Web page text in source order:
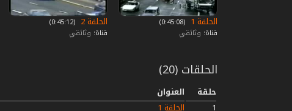
الحلقة 1
‏ (0:45:08)
قناة: وثائقي
الحلقة 2
‏ (0:45:12)
قناة: وثائقي
الحلقات (20)
حلقة العنوان
1
الحلقة 1